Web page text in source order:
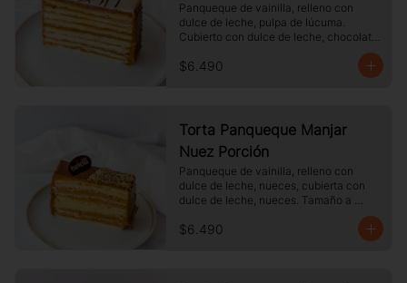
Panqueque de vainilla, relleno con
dulce de leche, pulpa de lúcuma.
Cubierto con dulce de leche, chocolate
$6.490
Torta Panqueque Manjar
Nuez Porción
Panqueque de vainilla, relleno con
dulce de leche, nueces, cubierta con
dulce de leche, nueces. Tamaño a
$6.490